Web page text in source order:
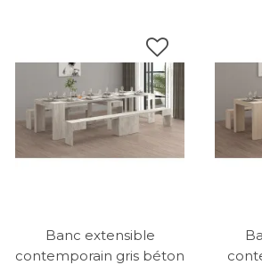
Banc extensible
contemporain gris béton